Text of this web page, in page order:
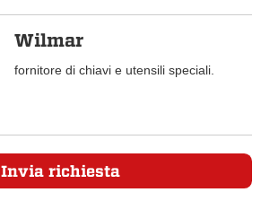
Wilmar
fornitore di chiavi e utensili speciali.
Invia richiesta